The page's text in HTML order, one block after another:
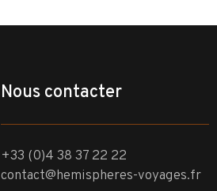
Nous contacter
+33 (0)4 38 37 22 22
contact@hemispheres-voyages.fr